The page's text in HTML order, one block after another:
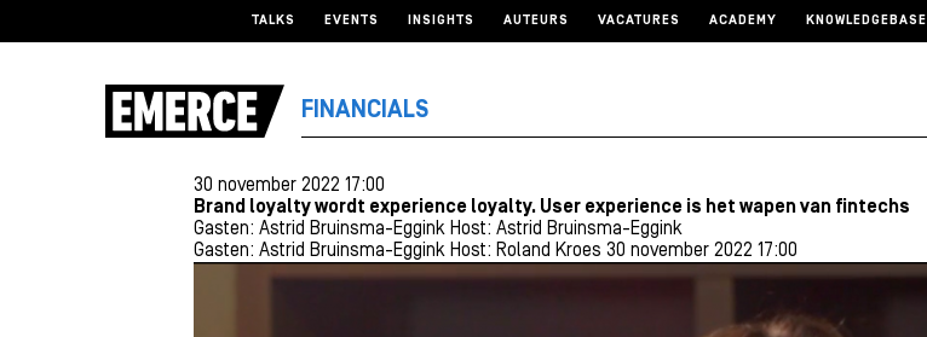
TALKS EVENTS INSIGHTS AUTEURS VACATURES ACADEMY KNOWLEDGEBASE
FINANCIALS
30 november 2022 17:00
Brand loyalty wordt experience loyalty. User experience is het wapen van fintechs
Gasten: Astrid Bruinsma-Eggink Host: Astrid Bruinsma-Eggink
Gasten: Astrid Bruinsma-Eggink Host: Roland Kroes 30 november 2022 17:00